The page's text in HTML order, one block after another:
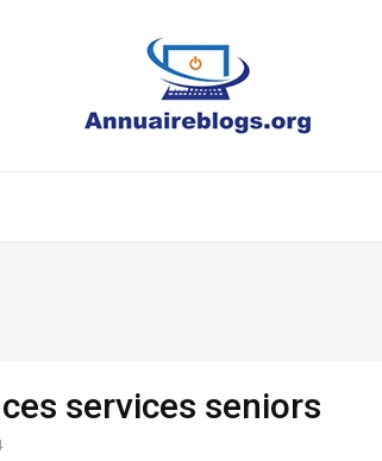
services seniors